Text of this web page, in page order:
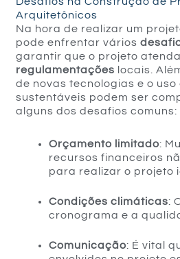
Arquitetônicos
Na hora de realizar um
pode enfrentar vários
garantir que o projeto
regulamentações locais.
de novas tecnologias e o
sustentáveis podem ser
alguns dos desafios comuns:
Orçamento limitado:
recursos financeiros
para realizar o projeto
Condições climáticas:
cronograma e a
Comunicação: É vital